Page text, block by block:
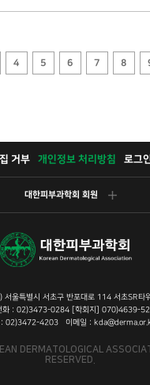
4 5 6 7 8
거부 개인정보 처리방침 로그
대한피부과학회 회원
서울특별시 서초구 반포대로 114 서초SR타
화 : 02)3473-0284 [학회지] 070)4639-
: 02)3472-4203 이메일 :
DERMATOLOGICAL
RESERVED.